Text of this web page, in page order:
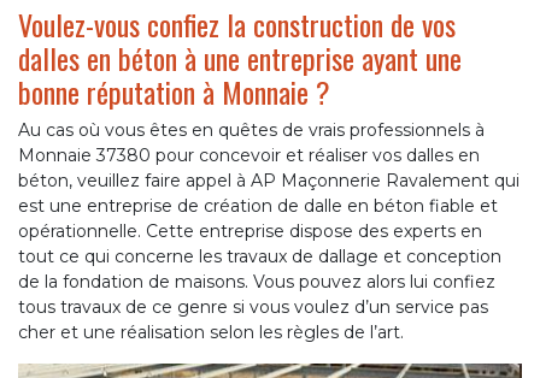
Voulez-vous confiez la construction de vos
dalles en béton à une entreprise ayant une
bonne réputation à Monnaie ?
Au cas où vous êtes en quêtes de vrais professionnels à
Monnaie 37380 pour concevoir et réaliser vos dalles en
béton, veuillez faire appel à AP Maçonnerie Ravalement qui
est une entreprise de création de dalle en béton fiable et
opérationnelle. Cette entreprise dispose des experts en
tout ce qui concerne les travaux de dallage et conception
de la fondation de maisons. Vous pouvez alors lui confiez
tous travaux de ce genre si vous voulez d’un service pas
cher et une réalisation selon les règles de l’art.